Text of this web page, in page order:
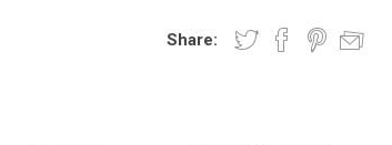
Share: